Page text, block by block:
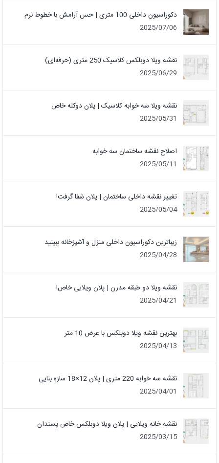
دکوراسیون داخلی 100 متری | حس آرامش با خطوط نرم
2025/07/06
نقشه ویلا دوبلکس کلاسیک 250 متری (حرفه‌ای)
2025/06/29
نقشه ویلا سه خوابه کلاسیک | پلان دوکله خاص
2025/05/31
اصلاح نقشه ساختمان سه خوابه
2025/05/11
تغییر نقشه داخلی ساختمان | پلان شفا گرفت!
2025/05/04
زیباترین دکوراسیون داخلی منزل و آشپزخانه ببینید
2025/04/28
نقشه ویلا دو طبقه مدرن | پلان ویلایی خاص!
2025/04/21
بهترین نقشه ویلا دوبلکس با عرض 10 متر
2025/04/13
نقشه سه خوابه 220 متری | پلان 12×18 سازه بنایی
2025/04/01
نقشه خانه ویلایی | پلان ویلا دوبلکس خاص پسندان
2025/03/15